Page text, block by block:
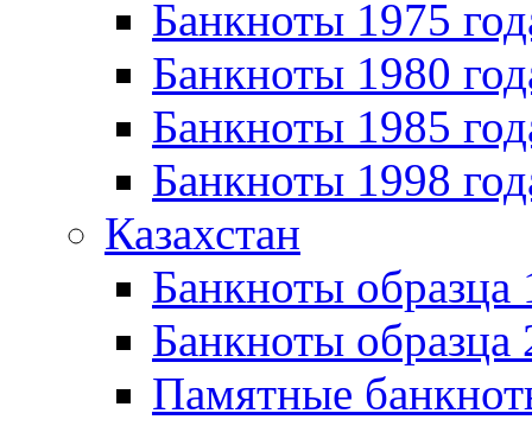
Банкноты 1975
Банкноты 1980
Банкноты 1985
Банкноты 1998
Казахстан
Банкноты
Банкноты образца
Памятные